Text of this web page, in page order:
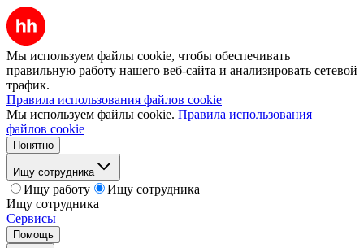
Мы используем файлы cookie, чтобы обеспечивать
правильную работу нашего веб-сайта и анализировать сетевой
трафик.
Правила использования файлов cookie
Мы используем файлы cookie. Правила использования
файлов cookie
Понятно
Ищу сотрудника
Ищу работу
Ищу сотрудника
Ищу сотрудника
Сервисы
Помощь